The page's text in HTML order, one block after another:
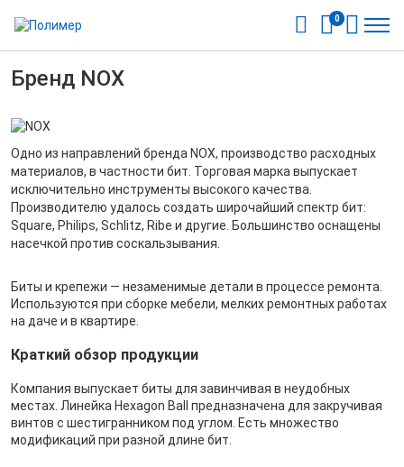
0
Бренд NOX
Одно из направлений бренда NOX, производство расходных
материалов, в частности бит. Торговая марка выпускает
исключительно инструменты высокого качества.
Производителю удалось создать широчайший спектр бит:
Square, Philips, Schlitz, Ribe и другие. Большинство оснащены
насечкой против соскальзывания.
Биты и крепежи — незаменимые детали в процессе ремонта.
Используются при сборке мебели, мелких ремонтных работах
на даче и в квартире.
Краткий обзор продукции
Компания выпускает биты для завинчивая в неудобных
местах. Линейка Hexagon Ball предназначена для закручивая
винтов с шестигранником под углом. Есть множество
модификаций при разной длине бит.